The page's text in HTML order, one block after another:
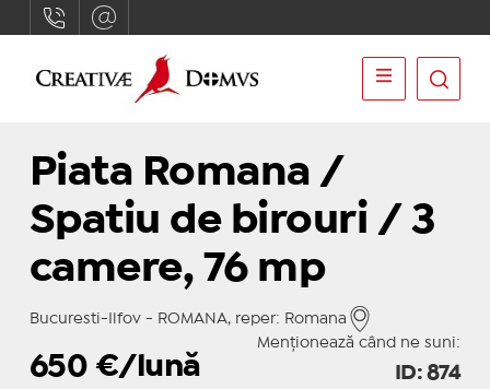
Piata Romana /
Spatiu de birouri / 3
camere, 76 mp
Bucuresti-Ilfov - ROMANA, reper: Romana
Menționează când ne suni:
650 €/lună ID: 874